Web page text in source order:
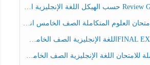
العلوم المتكاملة الصف الخامس انسبير الفصل الثالث
اللغة الإنجليزية الصف الخامس الفصل الثالث